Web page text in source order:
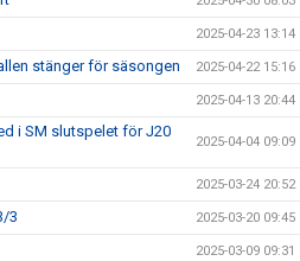
2025-04-23 13:14
stänger för säsongen 2025-04-22 15:16
2025-04-13 20:44
i SM slutspelet för J20
2025-04-04 09:09
2025-03-24 20:52
3 2025-03-20 09:45
2025-03-09 09:31